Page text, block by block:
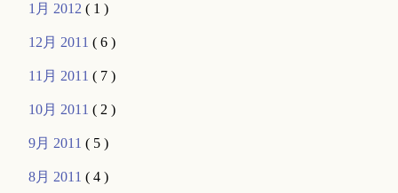
1月 2012( 1 )
12月 2011( 6 )
11月 2011( 7 )
10月 2011( 2 )
9月 2011( 5 )
8月 2011( 4 )